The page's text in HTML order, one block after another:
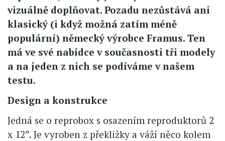
vizuálně doplňovat. Pozadu nezůstává ani
klasický (i když možná zatím méně
populární) německý výrobce Framus. Ten
má ve své nabídce v současnosti tři modely
a na jeden z nich se podíváme v našem
testu.
Design a konstrukce
Jedná se o reprobox s osazením reproduktorů 2
x 12”. Je vyroben z překližky a váží něco kolem